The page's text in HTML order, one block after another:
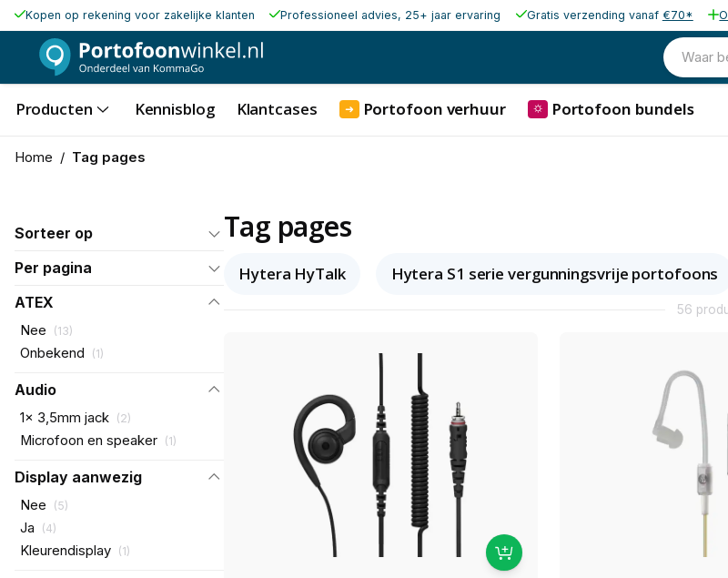
Kopen op rekening voor zakelijke klanten Professioneel advies, 25+ jaar ervaring Gratis verzending vanaf €70*
Waar
Producten Kennisblog Klantcases ➜ Portofoon verhuur ⛭ Portofoon bundels
Home / Tag pages
Sorteer op
Per pagina
ATEX
Nee (13)
Onbekend (1)
Audio
1x 3,5mm jack (2)
Microfoon en speaker (1)
Display aanwezig
Nee (5)
Ja (4)
Kleurendisplay (1)
Tag pages
Hytera HyTalk Hytera S1 serie vergunningsvrije portofoons
56